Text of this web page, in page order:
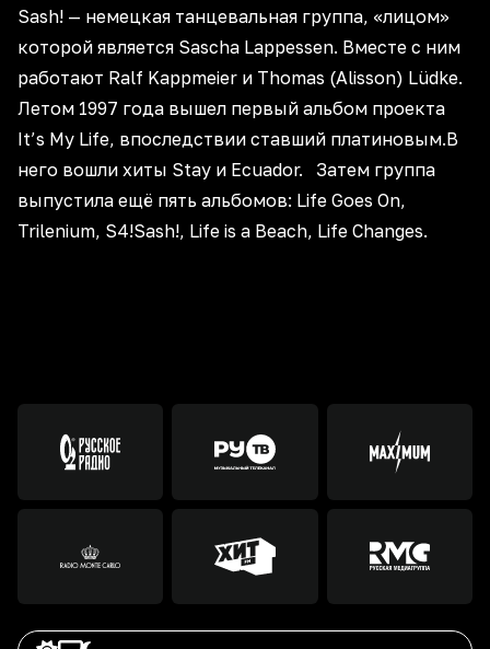
Sash! — немецкая танцевальная группа, «лицом»
которой является Sascha Lappessen. Вместе с ним
работают Ralf Kappmeier и Thomas (Alisson) Lüdke.
Летом 1997 года вышел первый альбом проекта
It’s My Life, впоследствии ставший платиновым.В
него вошли хиты Stay и Ecuador. Затем группа
выпустила ещё пять альбомов: Life Goes On,
Trilenium, S4!Sash!, Life is a Beach, Life Changes.